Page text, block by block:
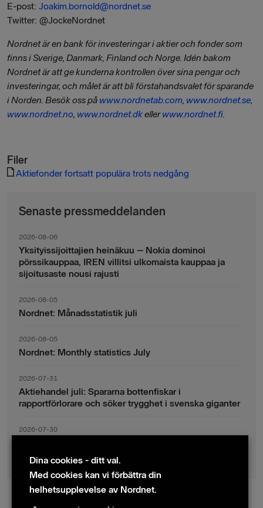
E-post: Joakim.bornold@nordnet.se
Twitter: @JockeNordnet
Nordnet är en bank för investeringar i aktier och fonder som
finns i Sverige, Danmark, Finland och Norge. Idén bakom
Nordnet är att ge kunderna kontrollen över sina pengar och
investeringar, och målet är att bli förstahandsvalet för sparande
i Norden. Besök oss på www.nordnetab.com, www.nordnet.se,
www.nordnet.no, www.nordnet.dkellerwww.nordnet.fi.
Filer
Aktiefonder fortsatt populära trots nedgång
Senaste pressmeddelanden
2026-08-06
Yksityissijoittajien heinäkuu – Nokia dominoi
pörssikauppaa, IREN villitsi ulkomaista kauppaa ja
sijoitusaste nousi rajusti
2026-08-05
Nordnet: Månadsstatistik juli
2026-08-05
Nordnet: Monthly statistics July
2026-07-31
Aktiehandel juli: Spararna bottenfiskar i
rapportförlorare och söker trygghet i svenska giganter
2026-07-30
indexsparandet ligger fast
Dina cookies - ditt val.
Med cookies kan vi förbättra din
helhetsupplevelse av Nordnet.